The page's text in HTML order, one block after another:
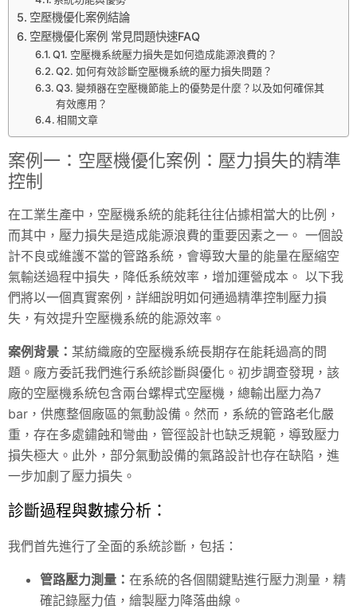
空壓機優化案例結論
空壓機優化案例 常見問題快速FAQ
Q1. 空壓機系統壓力損失是如何造成能源浪費的？
Q2. 如何有效診斷空壓機系統的壓力損失問題？
Q3. 變頻器在空壓機節能上的優勢是什麼？以及如何確保其
有效應用？
相關文章
案例一：空壓機優化案例：壓力損失的精準
控制
在工業生產中，空壓機系統的能耗往往佔據相當大的比例，
而其中，壓力損失是造成能源浪費的重要因素之一。 一個設
計不良或維護不當的管路系統，會導致大量的能量在壓縮空
氣輸送過程中損失，降低系統效率，增加運營成本。 以下我
們將以一個真實案例，詳細說明如何通過精準控制壓力損
失，有效提升空壓機系統的能源效率。
案例背景： 某紡織廠的空壓機系統長期存在能耗過高的問
題。廠方委託我們進行系統診斷與優化。初步調查發現，該
廠的空壓機系統包含兩台螺桿式空壓機，總輸出壓力為7
bar，供應整個廠區的氣動設備。然而，系統的管路老化嚴
重，存在多處鏽蝕和彎曲，管徑設計也缺乏規範，導致壓力
損失極大。此外，部分氣動設備的氣路設計也存在缺陷，進
一步加劇了壓力損失。
診斷過程與數據分析：
我們首先進行了全面的系統診斷，包括：
管路壓力測量： 在系統的各個關鍵點進行壓力測量，精
確記錄壓力值，繪製壓力降落曲線。